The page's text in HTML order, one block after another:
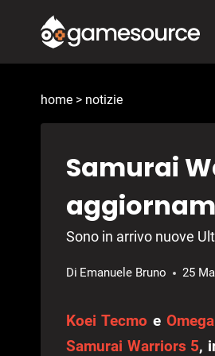
contenuto
home > notizie
Samurai
Sono in arrivo nuove
Di Emanuele Bruno 25
Koei Tecmo e
Samurai Warriors 5,